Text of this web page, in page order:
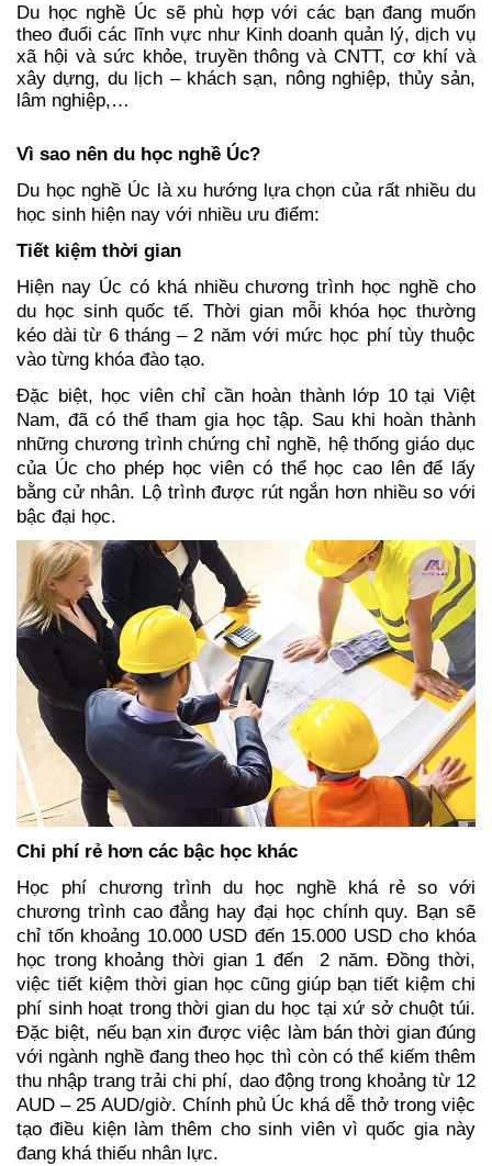
Du học nghề Úc sẽ phù hợp với các bạn đang muốn
theo đuổi các lĩnh vực như Kinh doanh quản lý, dịch vụ
xã hội và sức khỏe, truyền thông và CNTT, cơ khí và
xây dựng, du lịch – khách sạn, nông nghiệp, thủy sản,
lâm nghiệp,…
Vì sao nên du học nghề Úc?
Du học nghề Úc là xu hướng lựa chọn của rất nhiều du
học sinh hiện nay với nhiều ưu điểm:
Tiết kiệm thời gian
Hiện nay Úc có khá nhiều chương trình học nghề cho
du học sinh quốc tế. Thời gian mỗi khóa học thường
kéo dài từ 6 tháng – 2 năm với mức học phí tùy thuộc
vào từng khóa đào tạo.
Đặc biệt, học viên chỉ cần hoàn thành lớp 10 tại Việt
Nam, đã có thể tham gia học tập. Sau khi hoàn thành
những chương trình chứng chỉ nghề, hệ thống giáo dục
của Úc cho phép học viên có thể học cao lên để lấy
bằng cử nhân. Lộ trình được rút ngắn hơn nhiều so với
bậc đại học.
Chi phí rẻ hơn các bậc học khác
Học phí chương trình du học nghề khá rẻ so với
chương trình cao đẳng hay đại học chính quy. Bạn sẽ
chỉ tốn khoảng 10.000 USD đến 15.000 USD cho khóa
học trong khoảng thời gian 1 đến  2 năm. Đồng thời,
việc tiết kiệm thời gian học cũng giúp bạn tiết kiệm chi
phí sinh hoạt trong thời gian du học tại xứ sở chuột túi.
Đặc biệt, nếu bạn xin được việc làm bán thời gian đúng
với ngành nghề đang theo học thì còn có thể kiếm thêm
thu nhập trang trải chi phí, dao động trong khoảng từ 12
AUD – 25 AUD/giờ. Chính phủ Úc khá dễ thở trong việc
tạo điều kiện làm thêm cho sinh viên vì quốc gia này
đang khá thiếu nhân lực.